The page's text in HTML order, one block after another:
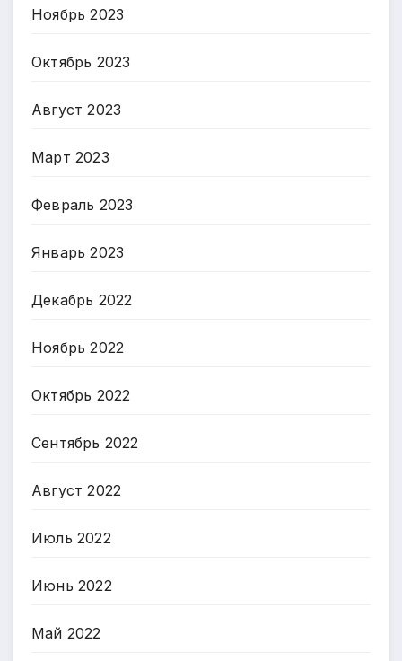
Ноябрь 2023
Октябрь 2023
Август 2023
Март 2023
Февраль 2023
Январь 2023
Декабрь 2022
Ноябрь 2022
Октябрь 2022
Сентябрь 2022
Август 2022
Июль 2022
Июнь 2022
Май 2022